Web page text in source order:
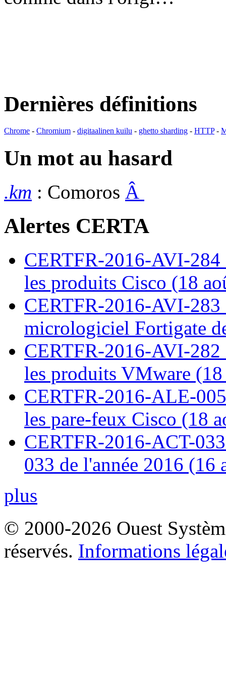
Dernières définitions
Chrome - Chromium - digitaalinen kuilu - ghetto sharding - HTTP-
Un mot au hasard
.km : Comoros Â
Alertes CERTA
CERTFR-2016-AVI-
les produits Cisco (18
CERTFR-2016-AVI-
micrologiciel Fortigate
CERTFR-2016-AVI-
les produits VMware
CERTFR-2016-ALE-
les pare-feux Cisco (18
CERTFR-2016-ACT-
033 de l'année 2016 (16
plus
© 2000-2026 Ouest
réservés. Informations